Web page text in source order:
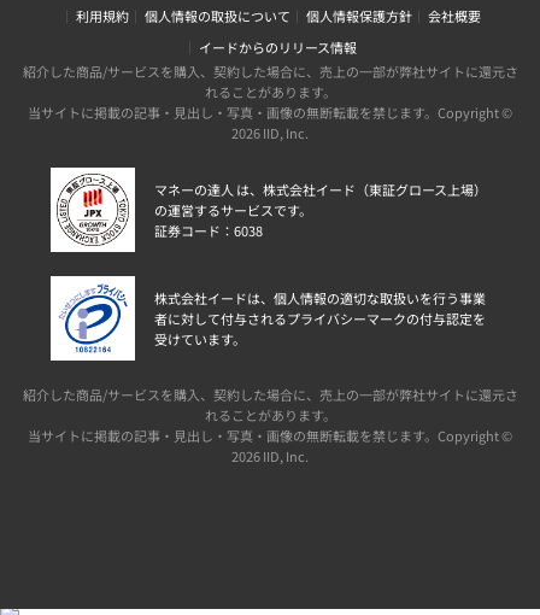
利用規約
個人情報の取扱について 個人情報保護方針
会社概要
イードからのリリース情報
紹介した商品/サービスを購入、契約した場合に、売上の一部が弊社サイトに還元さ
れることがあります。
当サイトに掲載の記事・見出し・写真・画像の無断転載を禁じます。Copyright ©
2026 IID, Inc.
マネーの達人 は、株式会社イード（東証グロース上場）
の運営するサービスです。
証券コード：6038
株式会社イードは、個人情報の適切な取扱いを行う事業
者に対して付与されるプライバシーマークの付与認定を
受けています。
紹介した商品/サービスを購入、契約した場合に、売上の一部が弊社サイトに還元さ
れることがあります。
当サイトに掲載の記事・見出し・写真・画像の無断転載を禁じます。Copyright ©
2026 IID, Inc.